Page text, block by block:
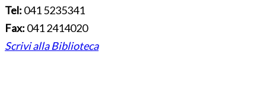
Tel: 041 5235341
Fax: 041 2414020
Scrivi alla Biblioteca